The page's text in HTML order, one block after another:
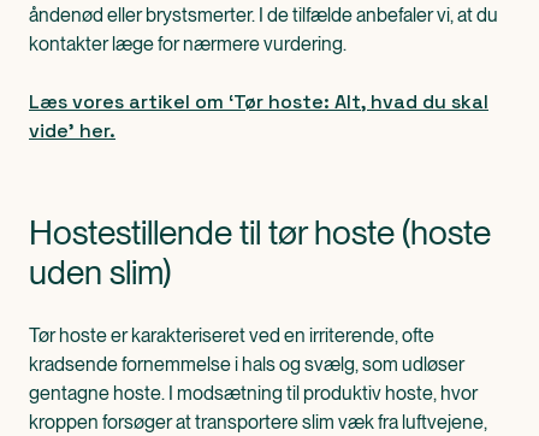
åndenød eller brystsmerter. I de tilfælde anbefaler vi, at du
kontakter læge for nærmere vurdering.
Læs vores artikel om ‘Tør hoste: Alt, hvad du skal
vide’ her.
Hostestillende til tør hoste (hoste
uden slim)
Tør hoste er karakteriseret ved en irriterende, ofte
kradsende fornemmelse i hals og svælg, som udløser
gentagne hoste. I modsætning til produktiv hoste, hvor
kroppen forsøger at transportere slim væk fra luftvejene,